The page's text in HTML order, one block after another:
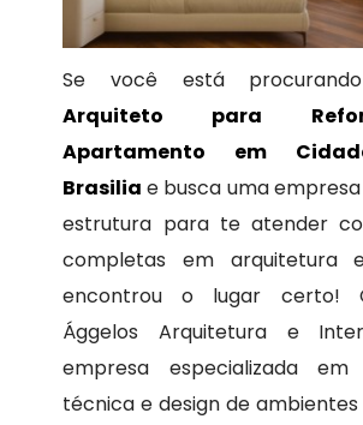
Se você está
Arquiteto para
Apartamento em
Brasilia e busca uma
estrutura para te atender
completas em arquitetura
encontrou o lugar certo!
Ággelos Arquitetura e
empresa especializada em
técnica e design de